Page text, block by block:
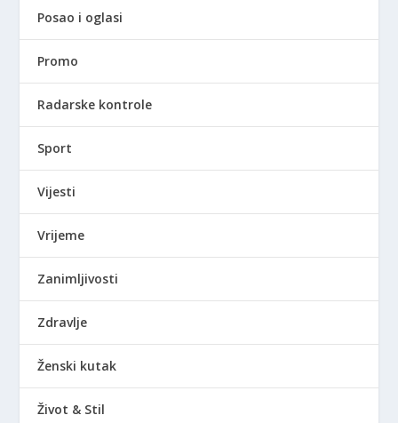
Posao i oglasi
Promo
Radarske kontrole
Sport
Vijesti
Vrijeme
Zanimljivosti
Zdravlje
Ženski kutak
Život & Stil